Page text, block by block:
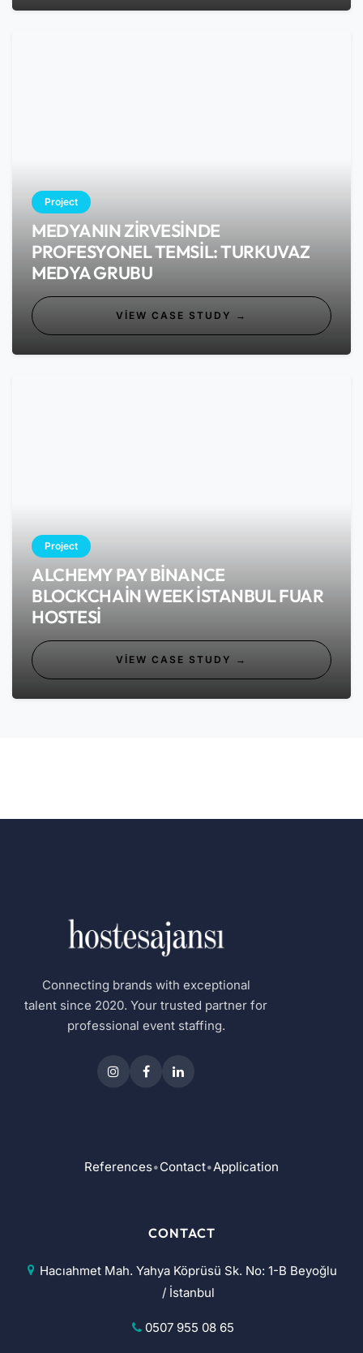
Project
MEDYANIN ZIRVESINDE
PROFESYONEL TEMSIL: TURKUVAZ
MEDYA GRUBU
VIEW CASE STUDY →
Project
ALCHEMY PAY BINANCE
BLOCKCHAIN WEEK İSTANBUL FUAR
HOSTESI
VIEW CASE STUDY →
Connecting brands with exceptional
talent since 2020. Your trusted partner for
professional event staffing.
References•Contact•Application
CONTACT
Hacıahmet Mah. Yahya Köprüsü Sk. No: 1-B Beyoğlu
/ İstanbul
0507 955 08 65